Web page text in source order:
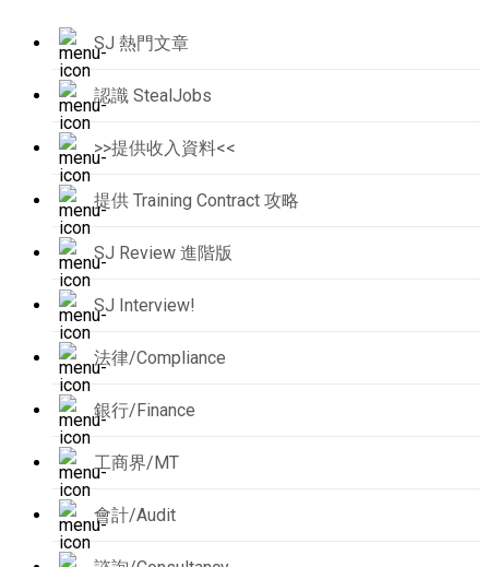
SJ 熱門文章
認識 StealJobs
>>提供收入資料<<
提供 Training Contract 攻略
SJ Review 進階版
SJ Interview!
法律/Compliance
銀行/Finance
工商界/MT
會計/Audit